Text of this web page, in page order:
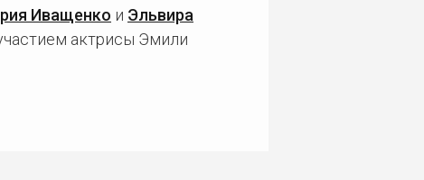
Иващенко и Эльвира
актрисы Эмили